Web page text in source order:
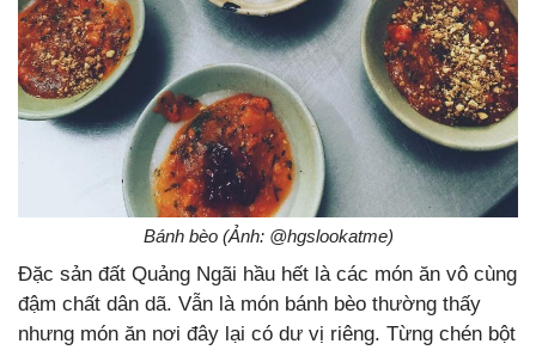
Bánh bèo (Ảnh: @hgslookatme)
Đặc sản đất Quảng Ngãi hầu hết là các món ăn vô cùng
đậm chất dân dã. Vẫn là món bánh bèo thường thấy
nhưng món ăn nơi đây lại có dư vị riêng. Từng chén bột